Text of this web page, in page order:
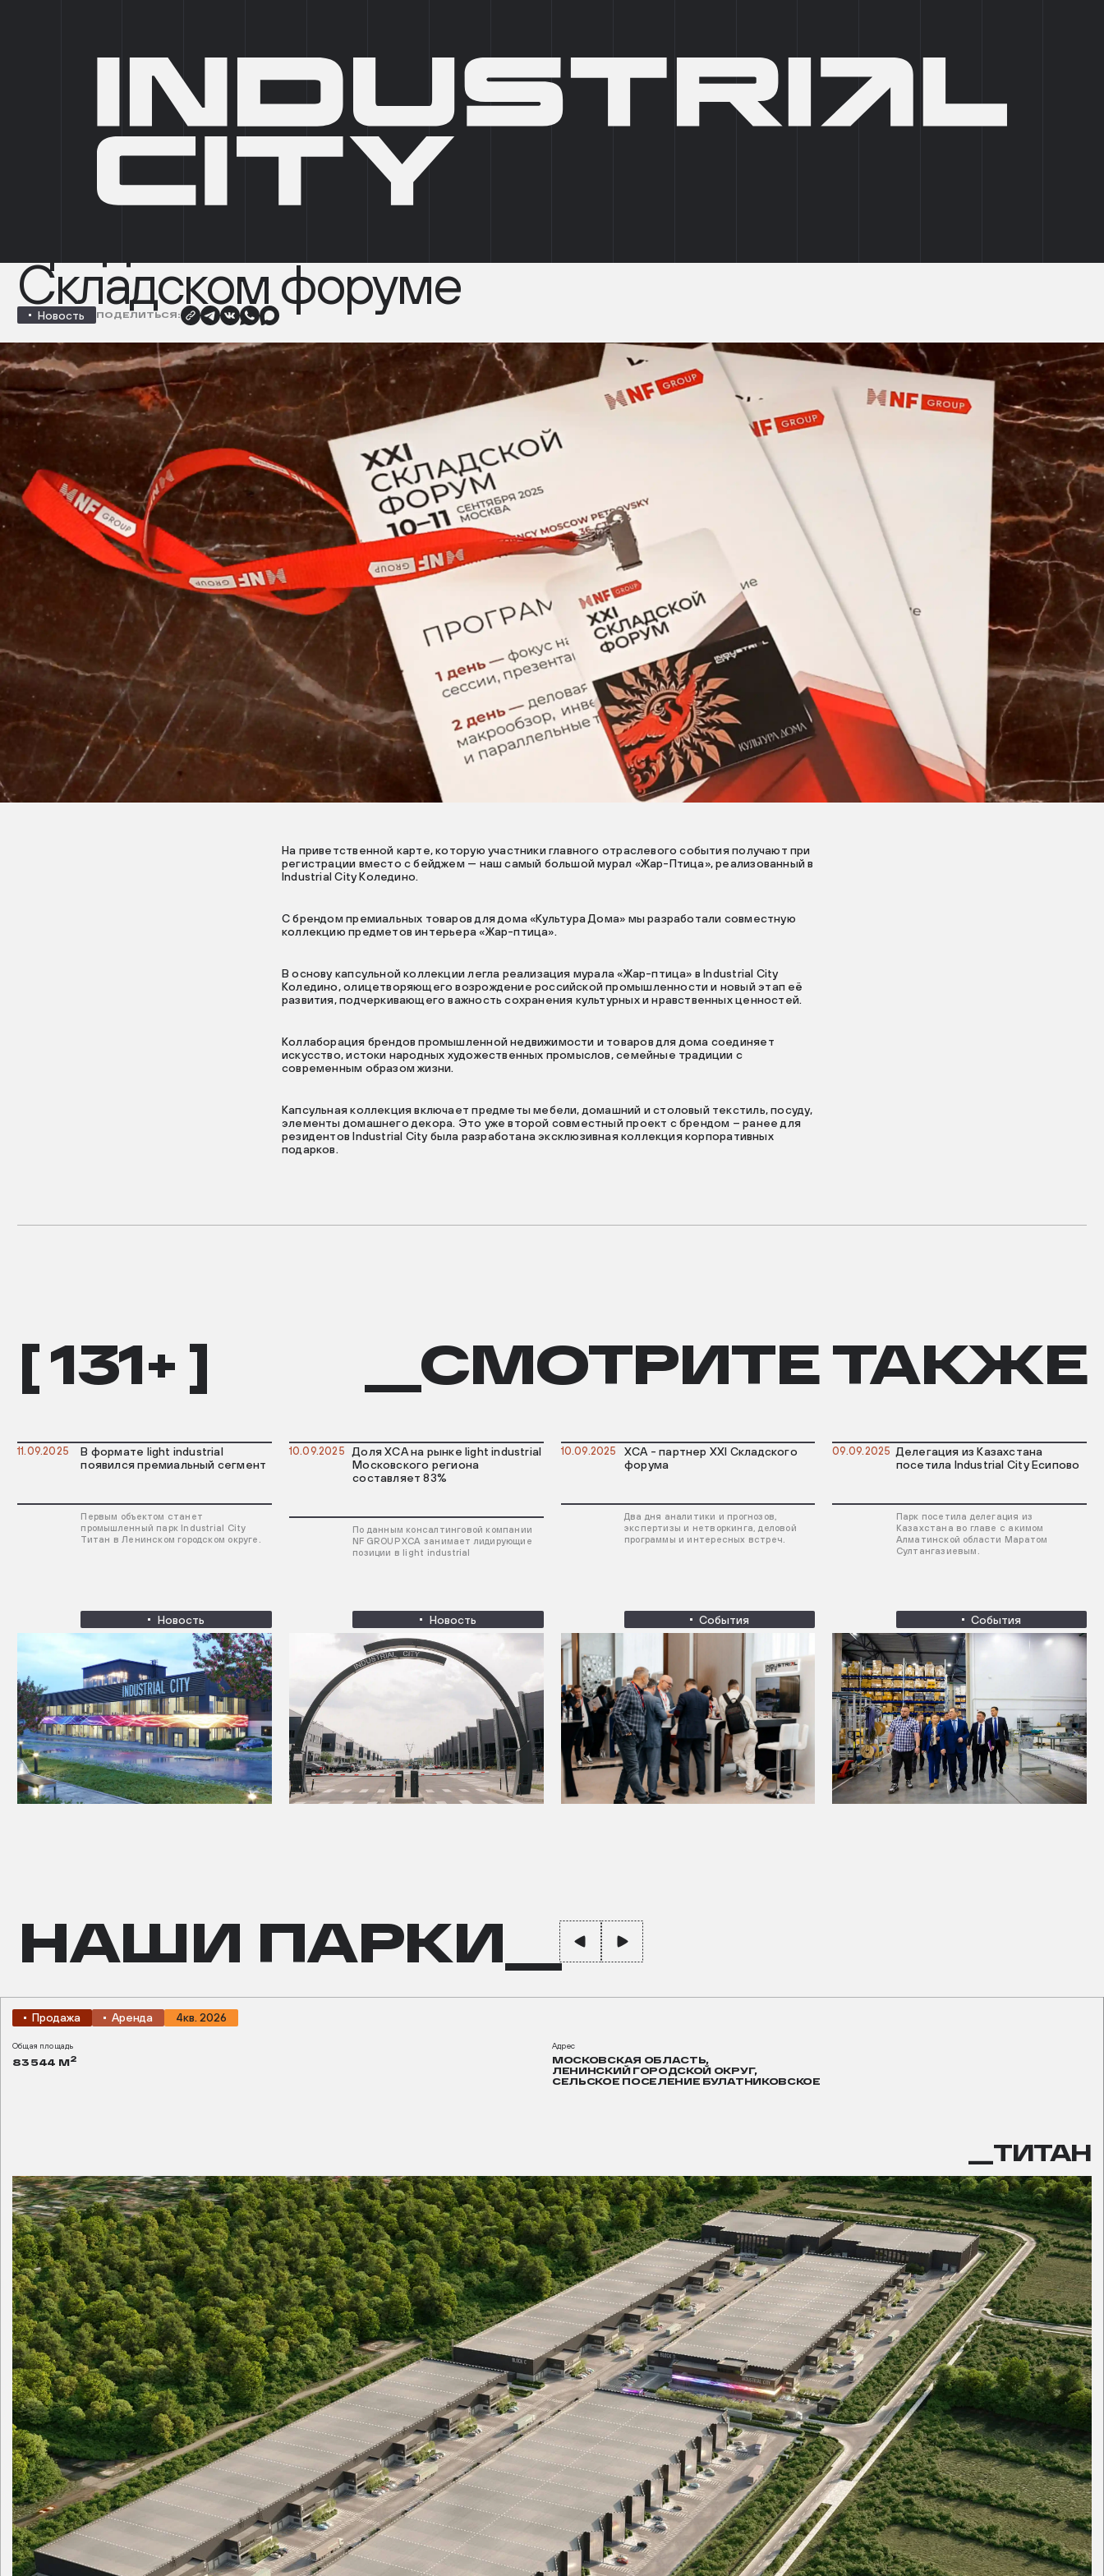
Коллаборация Industrial
City и "Культура дома"
Складском форуме
Новость ПОДЕЛИТЬСЯ:
На приветственной карте, которую участники главного отраслевого события получают при
регистрации вместо с бейджем — наш самый большой мурал «Жар-Птица», реализованный в
Industrial City Коледино.
С брендом премиальных товаров для дома «Культура Дома» мы разработали совместную
коллекцию предметов интерьера «Жар-птица».
В основу капсульной коллекции легла реализация мурала «Жар-птица» в Industrial City
Коледино, олицетворяющего возрождение российской промышленности и новый этап её
развития, подчеркивающего важность сохранения культурных и нравственных ценностей.
Коллаборация брендов промышленной недвижимости и товаров для дома соединяет
искусство, истоки народных художественных промыслов, семейные традиции с
современным образом жизни.
Капсульная коллекция включает предметы мебели, домашний и столовый текстиль, посуду,
элементы домашнего декора. Это уже второй совместный проект с брендом – ранее для
резидентов Industrial City была разработана эксклюзивная коллекция корпоративных
подарков.
[ 131+ ] __СМОТРИТЕ ТАКЖЕ
11.09.2025
В формате light industrial
появился премиальный сегмент
Первым объектом станет
промышленный парк Industrial City
Титан в Ленинском городском округе.
Новость
10.09.2025
Доля ХСА на рынке light industrial
Московского региона
составляет 83%
По данным консалтинговой компании
NF GROUP ХСА занимает лидирующие
позиции в light industrial
Новость
10.09.2025
ХСА - партнер ХХI Складского
форума
Два дня аналитики и прогнозов,
экспертизы и нетворкинга, деловой
программы и интересных встреч.
События
09.09.2025 Делегация из Казахстана
посетила Industrial City Есипово
Парк посетила делегация из
Казахстана во главе с акимом
Алматинской области Маратом
Султангазиевым.
События
НАШИ ПАРКИ__
Продажа Аренда 4кв. 2026
__ТИТАН
Общая площадь
83 544 М2
Адрес
МОСКОВСКАЯ ОБЛАСТЬ,
ЛЕНИНСКИЙ ГОРОДСКОЙ ОКРУГ,
СЕЛЬСКОЕ ПОСЕЛЕНИЕ БУЛАТНИКОВСКОЕ